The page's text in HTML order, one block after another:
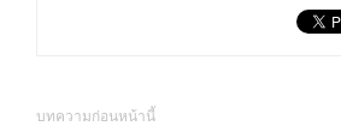
บทความก่อนหน้านี้